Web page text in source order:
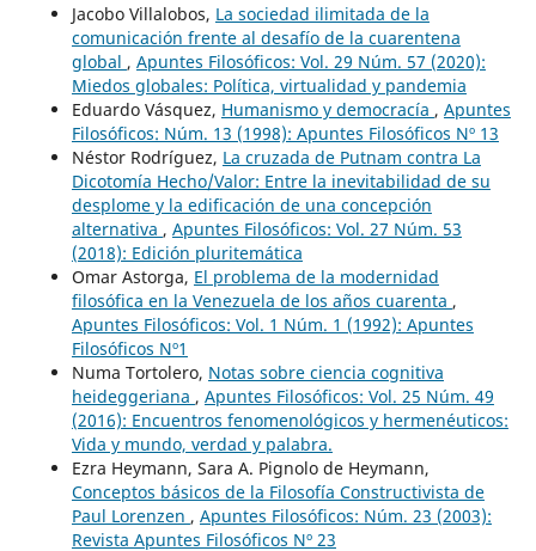
Jacobo Villalobos, La sociedad ilimitada de la
comunicación frente al desafío de la cuarentena
global , Apuntes Filosóficos: Vol. 29 Núm. 57 (2020):
Miedos globales: Política, virtualidad y pandemia
Eduardo Vásquez, Humanismo y democracía , Apuntes
Filosóficos: Núm. 13 (1998): Apuntes Filosóficos Nº 13
Néstor Rodríguez, La cruzada de Putnam contra La
Dicotomía Hecho/Valor: Entre la inevitabilidad de su
desplome y la edificación de una concepción
alternativa , Apuntes Filosóficos: Vol. 27 Núm. 53
(2018): Edición pluritemática
Omar Astorga, El problema de la modernidad
filosófica en la Venezuela de los años cuarenta ,
Apuntes Filosóficos: Vol. 1 Núm. 1 (1992): Apuntes
Filosóficos Nº1
Numa Tortolero, Notas sobre ciencia cognitiva
heideggeriana , Apuntes Filosóficos: Vol. 25 Núm. 49
(2016): Encuentros fenomenológicos y hermenéuticos:
Vida y mundo, verdad y palabra.
Ezra Heymann, Sara A. Pignolo de Heymann,
Conceptos básicos de la Filosofía Constructivista de
Paul Lorenzen , Apuntes Filosóficos: Núm. 23 (2003):
Revista Apuntes Filosóficos Nº 23